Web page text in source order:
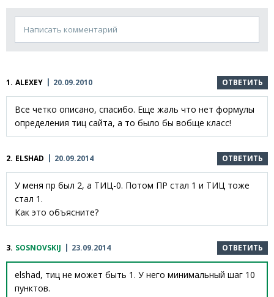
Написать комментарий
1. ALEXEY 20.09.2010 ОТВЕТИТЬ
Все четко описано, спасибо. Еще жаль что нет формулы
определения тиц сайта, а то было бы вобще класс!
2. ELSHAD 20.09.2014 ОТВЕТИТЬ
У меня пр был 2, а ТИЦ-0. Потом ПР стал 1 и ТИЦ тоже
стал 1.
Как это объясните?
3. SOSNOVSKIJ 23.09.2014 ОТВЕТИТЬ
elshad, тиц не может быть 1. У него минимальный шаг 10
пунктов.